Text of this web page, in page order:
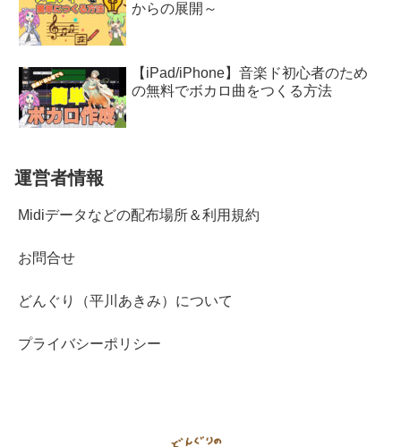
からの展開～
【iPad/iPhone】音楽ド初心者のため
の無料でボカロ曲をつくる方法
運営者情報
Midiデータなどの配布場所＆利用規約
お問合せ
どんぐり（平川あきみ）について
プライバシーポリシー